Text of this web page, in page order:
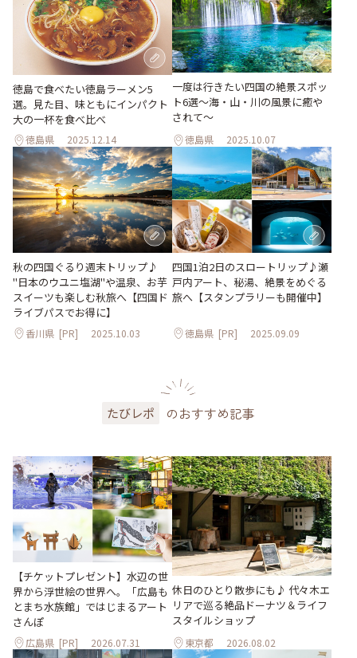
徳島で食べたい徳島ラーメン5
選。見た目、味ともにインパクト
大の一杯を食べ比べ
徳島県 2025.12.14
一度は行きたい四国の絶景スポッ
ト6選〜海・山・川の風景に癒や
されて〜
徳島県 2025.10.07
秋の四国ぐるり週末トリップ♪
"日本のウユニ塩湖"や温泉、お芋
スイーツも楽しむ秋旅へ【四国ド
ライブパスでお得に】
香川県 [PR] 2025.10.03
四国1泊2日のスロートリップ♪瀬
戸内アート、秘湯、絶景をめぐる
旅へ【スタンプラリーも開催中】
徳島県 [PR] 2025.09.09
たびレポ のおすすめ記事
【チケットプレゼント】水辺の世
界から浮世絵の世界へ。「広島も
とまち水族館」ではじまるアート
さんぽ
広島県 [PR] 2026.07.31
休日のひとり散歩にも♪ 代々木エ
リアで巡る絶品ドーナツ＆ライフ
スタイルショップ
東京都 2026.08.02